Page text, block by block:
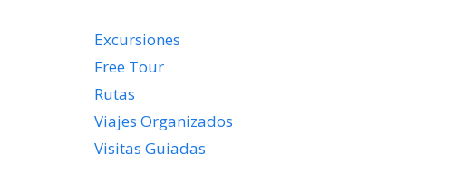
Excursiones
Free Tour
Rutas
Viajes Organizados
Visitas Guiadas